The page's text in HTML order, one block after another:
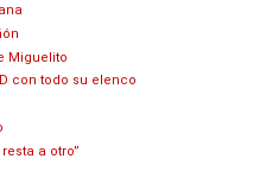
Miguelito
con todo su elenco
a otro”